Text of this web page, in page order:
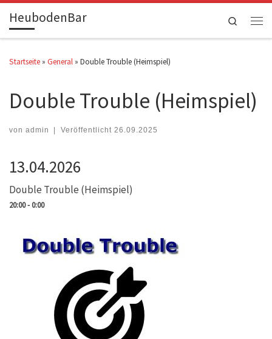
Zum Inhalt springen
HeubodenBar
Search
Startseite » General » Double Trouble (Heimspiel)
Double Trouble (Heimspiel)
von admin Veröffentlicht 26.09.2025
13.04.2026
Double Trouble (Heimspiel)
20:00 - 0:00